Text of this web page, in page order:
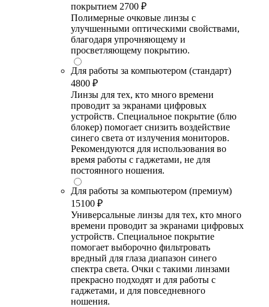
покрытием 2700 ₽
Полимерные очковые линзы с
улучшенными оптическими свойствами,
благодаря упрочняющему и
просветляющему покрытию.
Для работы за компьютером (стандарт)
4800 ₽
Линзы для тех, кто много времени
проводит за экранами цифровых
устройств. Специальное покрытие (блю
блокер) помогает снизить воздействие
синего света от излучения мониторов.
Рекомендуются для использования во
время работы с гаджетами, не для
постоянного ношения.
Для работы за компьютером (премиум)
15100 ₽
Универсальные линзы для тех, кто много
времени проводит за экранами цифровых
устройств. Специальное покрытие
помогает выборочно фильтровать
вредный для глаза диапазон синего
спектра света. Очки с такими линзами
прекрасно подходят и для работы с
гаджетами, и для повседневного
ношения.